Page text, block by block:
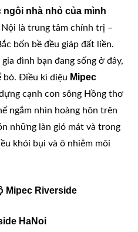
nhà nhỏ của mình
Nội là trung tâm chính trị –
bốn bề đều giáp đất liền.
đình bạn đang sống ở đây,
bỏ. Điều kì diệu Mipec
cạnh con sông Hồng thơ
ngắm nhìn hoàng hôn trên
những làn gió mát và trong
khói bụi và ô nhiễm môi
Mipec Riverside
HaNoi